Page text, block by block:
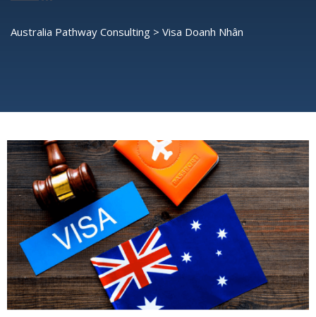
Australia Pathway Consulting > Visa Doanh Nhân